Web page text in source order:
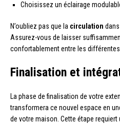
Choisissez un éclairage
N’oubliez pas que la circulation
Assurez-vous de laisser
confortablement entre les
Finalisation et
La phase de finalisation de votre
transformera ce nouvel espace en
de votre maison. Cette étape